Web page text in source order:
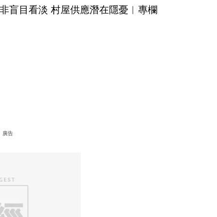
盲目看淡 村屋供應潛在隱憂︳專欄
廣告